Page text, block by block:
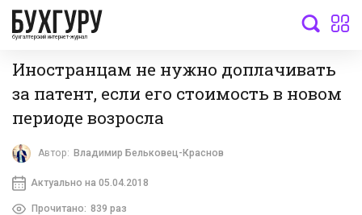
бухгалтерский интернет-журнал
Иностранцам не нужно доплачивать
за патент, если его стоимость в новом
периоде возросла
Автор: Владимир Бельковец-Краснов
Актуально на 05.04.2018
Прочитано: 839 раз